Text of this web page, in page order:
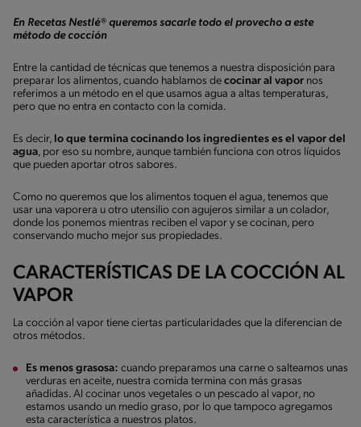
En Recetas Nestlé® queremos sacarle todo el provecho a este
método de cocción
Entre la cantidad de técnicas que tenemos a nuestra disposición para
preparar los alimentos, cuando hablamos de cocinar al vapor nos
referimos a un método en el que usamos agua a altas temperaturas,
pero que no entra en contacto con la comida.
Es decir, lo que termina cocinando los ingredientes es el vapor del
agua, por eso su nombre, aunque también funciona con otros líquidos
que pueden aportar otros sabores.
Como no queremos que los alimentos toquen el agua, tenemos que
usar una vaporera u otro utensilio con agujeros similar a un colador,
donde los ponemos mientras reciben el vapor y se cocinan, pero
conservando mucho mejor sus propiedades.
CARACTERÍSTICAS DE LA COCCIÓN AL
VAPOR
La cocción al vapor tiene ciertas particularidades que la diferencian de
otros métodos.
Es menos grasosa: cuando preparamos una carne o salteamos unas
verduras en aceite, nuestra comida termina con más grasas
añadidas. Al cocinar unos vegetales o un pescado al vapor, no
estamos usando un medio graso, por lo que tampoco agregamos
esta característica a nuestros platos.